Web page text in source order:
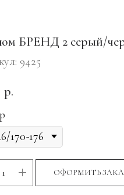
БРЕНД 2 серый/
9425
р.
ОФОРМИТЬ